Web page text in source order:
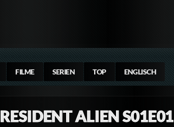
FILME SERIEN TOP ENGLISCH
RESIDENT ALIEN S01E01